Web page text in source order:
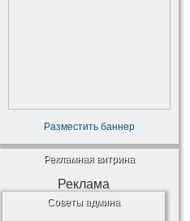
Разместить баннер
Рекламная витрина
Реклама
Советы админа